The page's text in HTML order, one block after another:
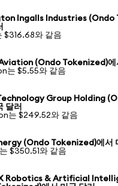
Ingalls Industries (Ondo
$316.68와 같음
(Ondo Tokenized)에
는 $5.55와 같음
Group Holding
달러
는 $249.52와 같음
(Ondo Tokenized)에서
$350.51와 같음
Robotics & Artificial